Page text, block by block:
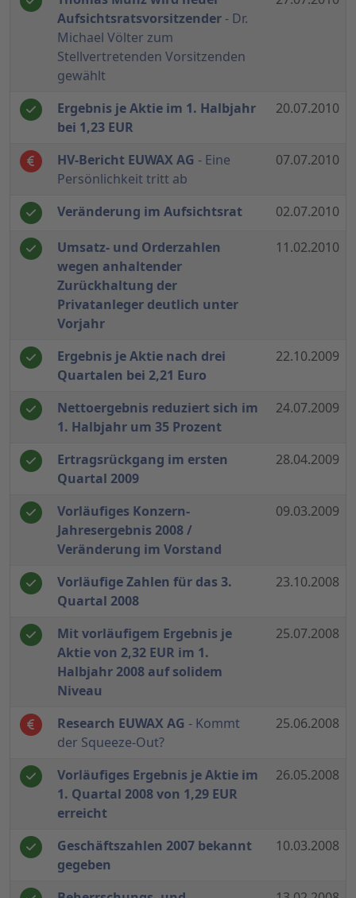
Aufsichtsratsvorsitzender - Dr.
Michael Völter zum
Stellvertretenden Vorsitzenden
gewählt
Ergebnis je Aktie im 1. Halbjahr
bei 1,23 EUR
20.07.2010
HV-Bericht EUWAX AG - Eine
Persönlichkeit tritt ab
07.07.2010
Veränderung im Aufsichtsrat 02.07.2010
Umsatz- und Orderzahlen
wegen anhaltender
Zurückhaltung der
Privatanleger deutlich unter
Vorjahr
11.02.2010
Ergebnis je Aktie nach drei
Quartalen bei 2,21 Euro
22.10.2009
Nettoergebnis reduziert sich im
1. Halbjahr um 35 Prozent
24.07.2009
Ertragsrückgang im ersten
Quartal 2009
28.04.2009
Vorläufiges Konzern-
Jahresergebnis 2008 /
Veränderung im Vorstand
09.03.2009
Vorläufige Zahlen für das 3.
Quartal 2008
23.10.2008
Mit vorläufigem Ergebnis je
Aktie von 2,32 EUR im 1.
Halbjahr 2008 auf solidem
Niveau
25.07.2008
Research EUWAX AG - Kommt
der Squeeze-Out?
25.06.2008
Vorläufiges Ergebnis je Aktie im
1. Quartal 2008 von 1,29 EUR
erreicht
26.05.2008
Geschäftszahlen 2007 bekannt
gegeben
10.03.2008